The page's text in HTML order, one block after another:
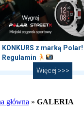
KONKURS z marką Polar!
Regulamin
Więcej >>>
główna » GALERIA